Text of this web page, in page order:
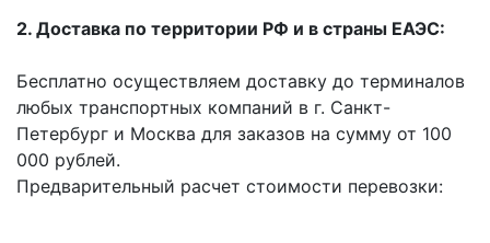
2. Доставка по территории РФ и в страны ЕАЭС:
Бесплатно осуществляем доставку до терминалов
любых транспортных компаний в г. Санкт-
Петербург и Москва для заказов на сумму от 100
000 рублей.
Предварительный расчет стоимости перевозки: